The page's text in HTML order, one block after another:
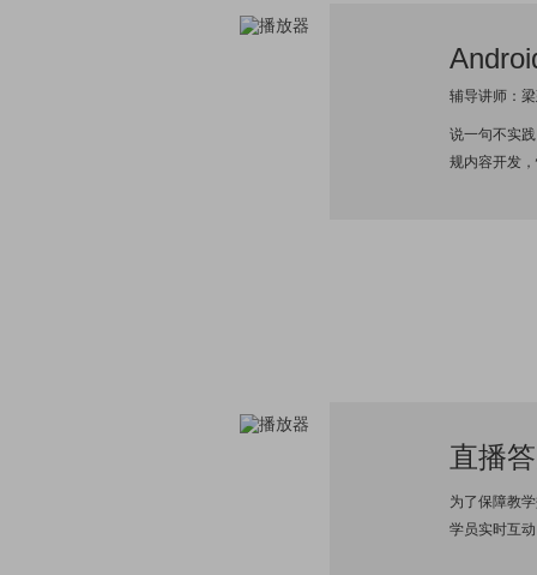
辅导讲师：
说一句不实
规内容开发
直播
为了保障教
学员实时互